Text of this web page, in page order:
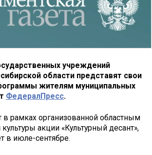
учреждений
области представят свои
жителям муниципальных
ФедералПресс.
в рамках организованной областным
акции «Культурный десант»,
в июле-сентябре.